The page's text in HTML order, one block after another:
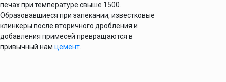
печах при температуре свыше 1500.
Образовавшиеся при запекании, известковые
клинкеры после вторичного дробления и
добавления примесей превращаются в
привычный нам цемент